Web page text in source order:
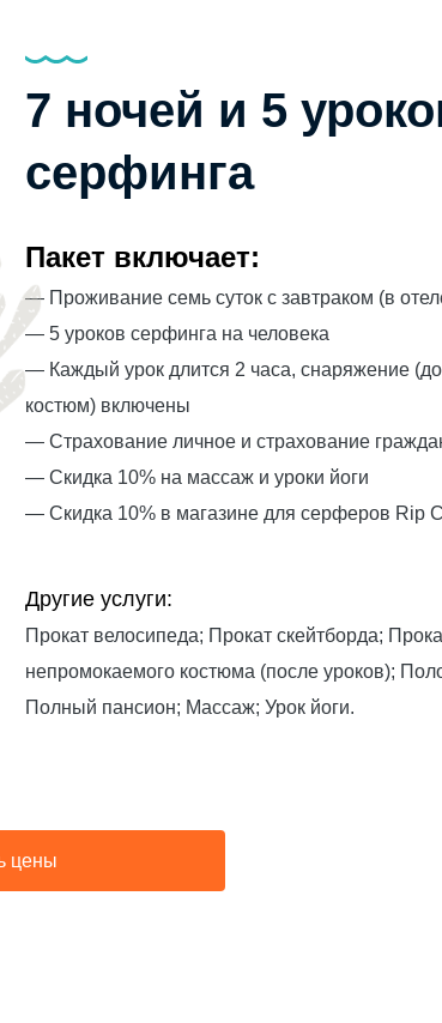
7 ночей и 5
серфинга
Пакет включает:
— Проживание семь суток с завтраком (в
— 5 уроков серфинга на человека
— Каждый урок длится 2 часа, снаряжение
костюм) включены
— Страхование личное и страхование
— Скидка 10% на массаж и уроки йоги
— Скидка 10% в магазине для серферов Rip
Другие услуги:
Прокат велосипеда; Прокат скейтборда;
непромокаемого костюма (после уроков);
Полный пансион; Массаж; Урок йоги.
цены